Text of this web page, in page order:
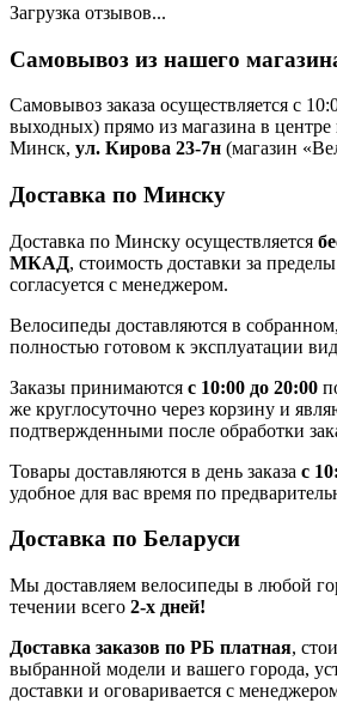
Загрузка отзывов...
Самовывоз из нашего
Самовывоз заказа осуществляется с
выходных) прямо из магазина в центре
Минск, ул. Кирова 23-7н (магазин
Доставка по Минску
Доставка по Минску осуществляется
МКАД, стоимость доставки за
согласуется с менеджером.
Велосипеды доставляются в
полностью готовом к эксплуатации
Заказы принимаются с 10:00 до 20:00
же круглосуточно через корзину и
подтвержденными после обработки
Товары доставляются в день заказа с
удобное для вас время по
Доставка по Беларуси
Мы доставляем велосипеды в любой
течении всего 2-х дней!
Доставка заказов по РБ платная,
выбранной модели и вашего города,
доставки и оговаривается с